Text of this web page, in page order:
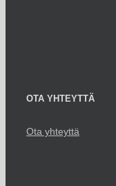
OTA YHTEYTTÄ
Ota yhteyttä